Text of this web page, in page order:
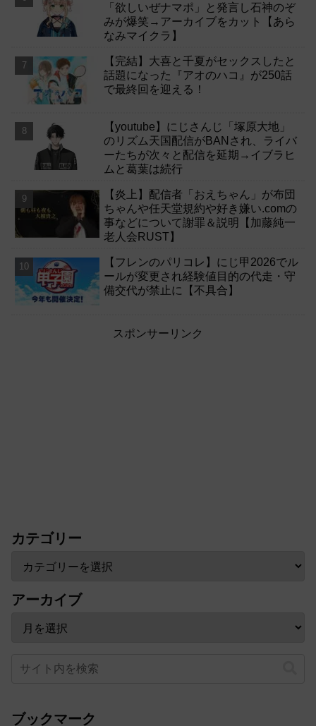
「欲しいぜナマポ」と発言し石神のぞ
みが爆笑→アーカイブをカット【あら
なみマイクラ】
【完結】大喜と千夏がセックスしたと
話題になった『アオのハコ』が250話
で最終回を迎える！
【youtube】にじさんじ「塚原大地」
のリズム天国配信がBANされ、ライバ
ーたちが次々と配信を延期→イブラヒ
ムと葛葉は続行
【炎上】配信者「おえちゃん」が布団
ちゃんや任天堂規約や好き嫌い.comの
事などについて謝罪＆説明【加藤純一
老人会RUST】
【フレンのパリコレ】にじ甲2026でル
ールが変更され経験値目的の代走・守
備交代が禁止に【不具合】
スポンサーリンク
カテゴリー
アーカイブ
ブックマーク